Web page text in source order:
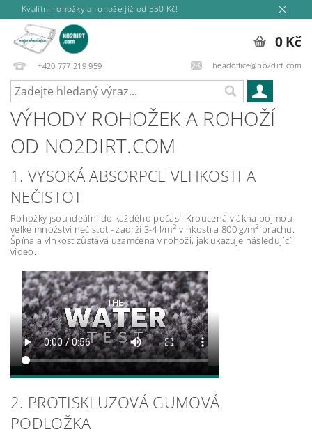
Kvalitní rohožky a rohože již od 550 Kč!
+420 777 219 959 headoffice@no2dirt.com
0 Kč
VÝHODY ROHOŽEK A ROHOŽÍ
OD NO2DIRT.COM
1. VYSOKÁ ABSORPCE VLHKOSTI A
NEČISTOT
Rohožky jsou ideální do každého počasí. Kroucená vlákna pojmou
velké množství nečistot - zadrží 3-4 l/m2 vlhkosti a 800 g/m2 prachu.
Špína a vlhkost zůstává uzamčena v rohoži, jak ukazuje následující
video.
2. PROTISKLUZOVÁ GUMOVÁ
PODLOŽKA